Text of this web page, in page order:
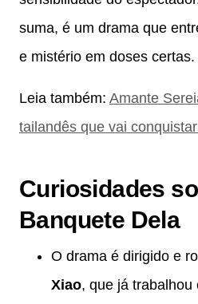
suma, é um drama que
e mistério em doses certas.
Leia também: Amante
tailandês que vai
Curiosidades
Banquete Dela
O drama é dirigido e
Xiao, que já